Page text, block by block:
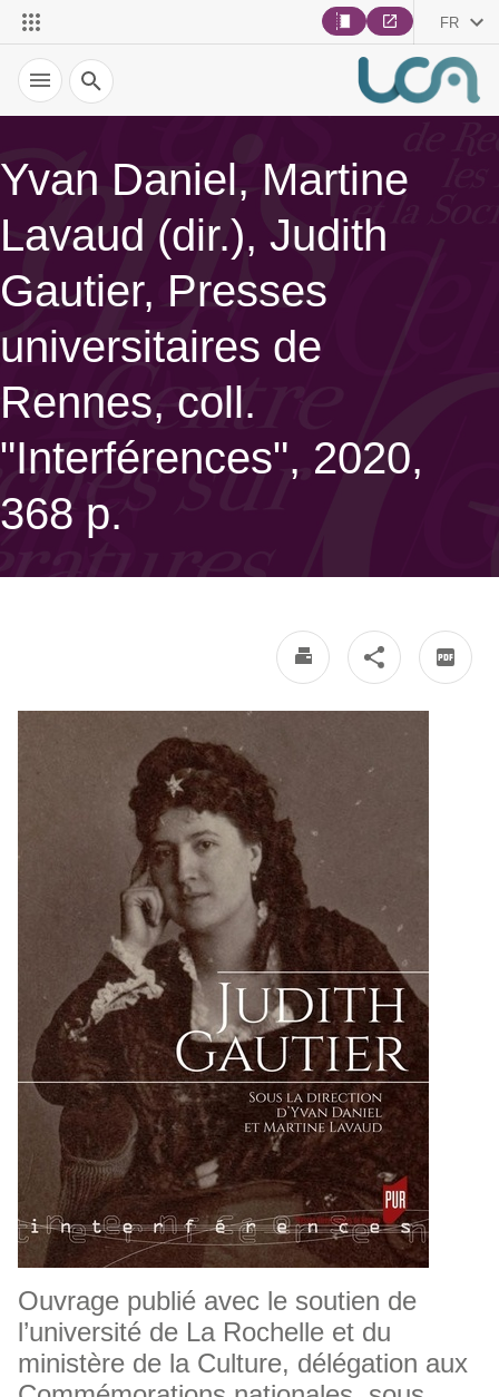
FR
Recherche
Yvan Daniel, Martine
Lavaud (dir.), Judith
Gautier, Presses
universitaires de
Rennes, coll.
"Interférences", 2020,
368 p.
Ouvrage publié avec le soutien de
l’université de La Rochelle et du
ministère de la Culture, délégation aux